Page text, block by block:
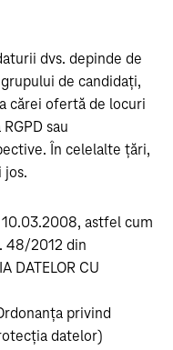
dvs. depinde de
de candidați,
cărei ofertă de locuri
sau
În celelalte țări,
jos.
astfel cum
48/2012 din
DATELOR CU
privind
datelor)